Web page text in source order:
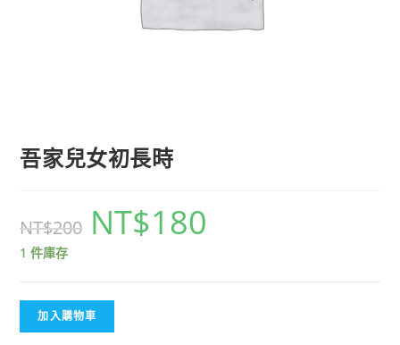
吾家兒女初長時
NT$200 NT$180
1 件庫存
加入購物車